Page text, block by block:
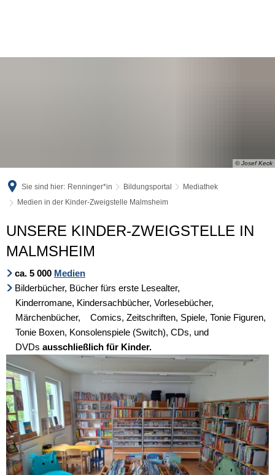
© Josef Keck
Sie sind hier: Renninger*in Bildungsportal
Mediathek
Medien in der Kinder-Zweigstelle Malmsheim
Medien
in
der
Kinder-
Zweigstelle
Malmsheim
UNSERE KINDER-ZWEIGSTELLE IN
MALMSHEIM
ca. 5 000 Medien
Bilderbücher, Bücher fürs erste Lesealter,
Kinderromane, Kindersachbücher, Vorlesebücher,
Märchenbücher, Comics, Zeitschriften, Spiele, Tonie Figuren,
Tonie Boxen, Konsolenspiele (Switch), CDs, und
DVDs ausschließlich für Kinder.